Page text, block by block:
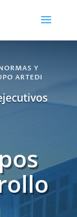
Y
ARTEDI